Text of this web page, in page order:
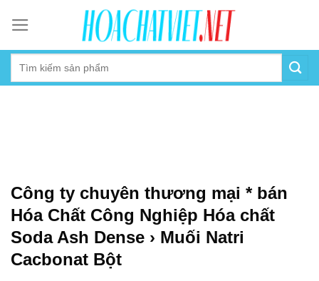
content
Công ty chuyên thương mại * bán
Hóa Chất Công Nghiệp Hóa chất
Soda Ash Dense › Muối Natri
Cacbonat Bột